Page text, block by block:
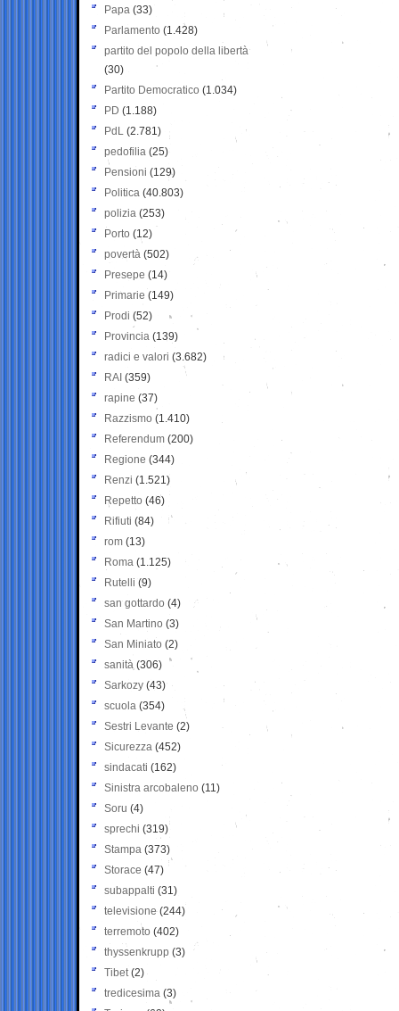
Papa (33)
Parlamento (1.428)
partito del popolo della libertà
(30)
Partito Democratico (1.034)
PD (1.188)
PdL (2.781)
pedofilia (25)
Pensioni (129)
Politica (40.803)
polizia (253)
Porto (12)
povertà (502)
Presepe (14)
Primarie (149)
Prodi (52)
Provincia (139)
radici e valori (3.682)
RAI (359)
rapine (37)
Razzismo (1.410)
Referendum (200)
Regione (344)
Renzi (1.521)
Repetto (46)
Rifiuti (84)
rom (13)
Roma (1.125)
Rutelli (9)
san gottardo (4)
San Martino (3)
San Miniato (2)
sanità (306)
Sarkozy (43)
scuola (354)
Sestri Levante (2)
Sicurezza (452)
sindacati (162)
Sinistra arcobaleno (11)
Soru (4)
sprechi (319)
Stampa (373)
Storace (47)
subappalti (31)
televisione(244)
terremoto (402)
thyssenkrupp (3)
Tibet(2)
tredicesima (3)